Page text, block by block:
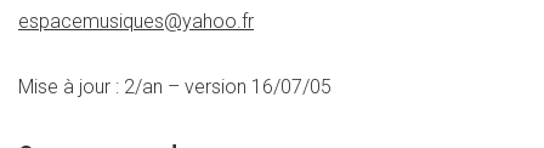
espacemusiques@yahoo.fr
Mise à jour : 2/an – version 16/07/05